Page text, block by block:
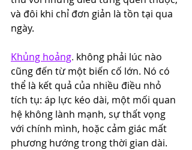
và đôi khi chỉ đơn giản là tồn tại qua
ngày.
Khủng hoảng. không phải lúc nào
cũng đến từ một biến cố lớn. Nó có
thể là kết quả của nhiều điều nhỏ
tích tụ: áp lực kéo dài, một mối quan
hệ không lành mạnh, sự thất vọng
với chính mình, hoặc cảm giác mất
phương hướng trong thời gian dài.